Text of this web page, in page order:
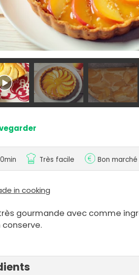
Très facile Bon marché
in cooking
gourmande avec comme